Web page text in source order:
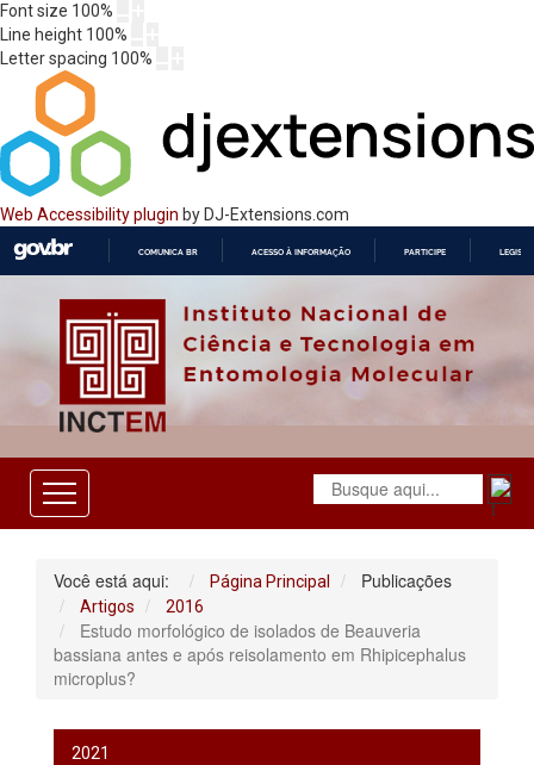
Font size 100%
Line height 100%
Letter spacing 100%
Web Accessibility plugin by DJ-Extensions.com
O
COMUNICA BR ACESSO À INFORMAÇÃO PARTICIPE
Você está aqui: Página Principal Publicações
Artigos 2016
Estudo morfológico de isolados de Beauveria
bassiana antes e após reisolamento em Rhipicephalus
microplus?
2021